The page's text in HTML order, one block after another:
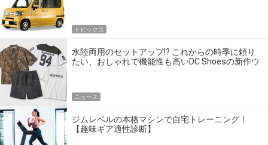
トピックス
水陸両用のセットアップ!? これからの時季に頼り
たい、おしゃれで機能性も高いDC Shoesの新作ウ
ニュース
ジムレベルの本格マシンで自宅トレーニング！
【趣味ギア適性診断】